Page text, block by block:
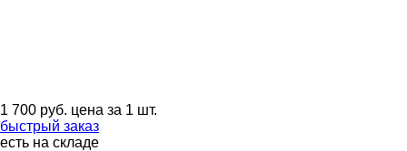
1 700 руб. цена за 1 шт.
быстрый заказ
есть на складе